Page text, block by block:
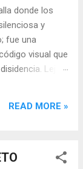
donde los
y
fue una
visual que
Lejos
de
su integridad
y los
READ MORE »